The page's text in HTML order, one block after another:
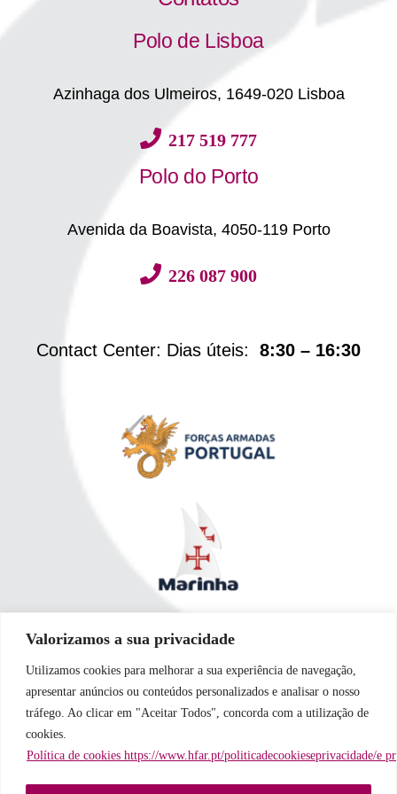
Valorizamos a sua privacidade
Utilizamos cookies para melhorar a sua experiência de navegação,
apresentar anúncios ou conteúdos personalizados e analisar o nosso
tráfego. Ao clicar em "Aceitar Todos", concorda com a utilização de
cookies.
Política de cookies https://www.hfar.pt/politicadecookieseprivacidade/e
Polo de Lisboa
Azinhaga dos Ulmeiros, 1649-020 Lisboa
217 519 777
Polo do Porto
Avenida da Boavista, 4050-119 Porto
226 087 900
Contact Center: Dias úteis: 8:30 – 16:30